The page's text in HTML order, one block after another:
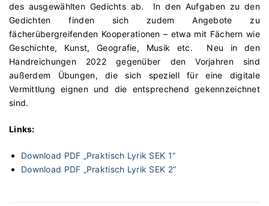
des ausgewählten Gedichts ab. In den Aufgaben zu den
Gedichten finden sich zudem Angebote zu
fächerübergreifenden Kooperationen – etwa mit Fächern wie
Geschichte, Kunst, Geografie, Musik etc. Neu in den
Handreichungen 2022 gegenüber den Vorjahren sind
außerdem Übungen, die sich speziell für eine digitale
Vermittlung eignen und die entsprechend gekennzeichnet
sind.
Links:
Download PDF „Praktisch Lyrik SEK 1“
Download PDF „Praktisch Lyrik SEK 2“